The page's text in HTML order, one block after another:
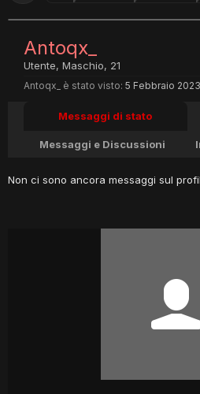
Antoqx_
Utente, Maschio, 21
Antoqx_ è stato visto: 5 Febbraio 2023
Messaggi di stato
Messaggi e Discussioni
Non ci sono ancora messaggi sul